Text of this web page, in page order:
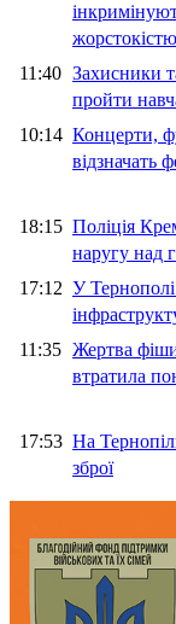
жорстокістю
11:40 Захисники
пройти
10:14 Концерти,
відзначать
18:15 Поліція
наругу над
17:12 У Тернополі
11:35 Жертва
втратила
17:53 На
зброї